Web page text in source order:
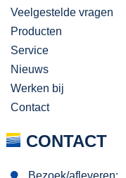
Veelgestelde vragen
Producten
Service
Nieuws
Werken bij
Contact
CONTACT
Bezoek/afleveren: